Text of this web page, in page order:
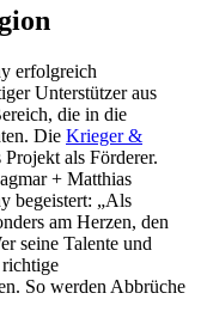
erfolgreich
Unterstützer aus
die in die
Die Krieger &
Projekt als Förderer.
+ Matthias
begeistert: „Als
am Herzen, den
seine Talente und
So werden Abbrüche